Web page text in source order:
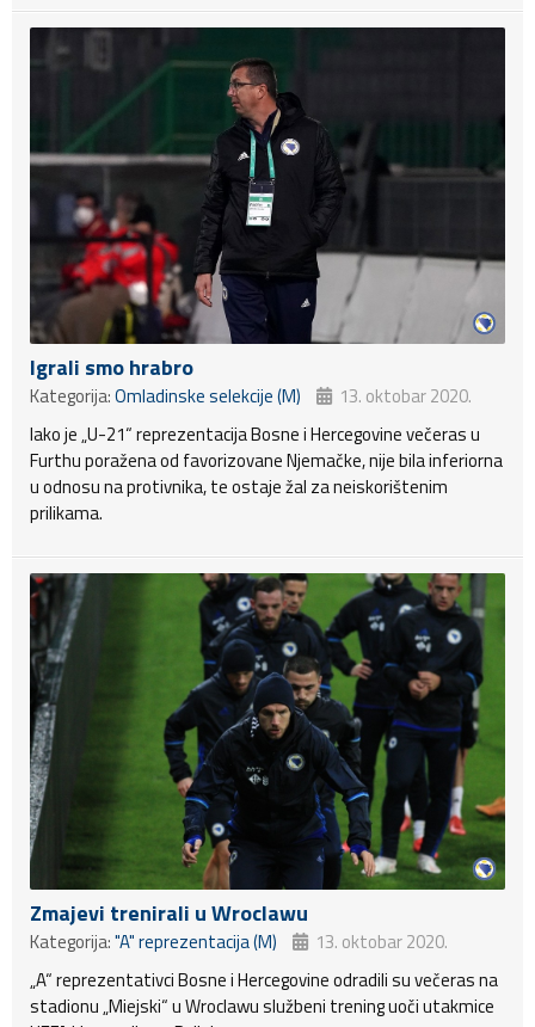
Igrali smo hrabro
Kategorija:Omladinske selekcije (M)
13. oktobar 2020.
Iako je „U-21“ reprezentacija Bosne i Hercegovine večeras u
Furthu poražena od favorizovane Njemačke, nije bila inferiorna
u odnosu na protivnika, te ostaje žal za neiskorištenim
prilikama.
Zmajevi trenirali u Wroclawu
Kategorija:"A" reprezentacija (M)
13. oktobar 2020.
„A“ reprezentativci Bosne i Hercegovine odradili su večeras na
stadionu „Miejski“ u Wroclawu službeni trening uoči utakmice